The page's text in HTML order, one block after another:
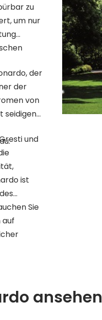
zu
um nur
der
der
von
seidigen
und
ist
Sie
auf
ansehen